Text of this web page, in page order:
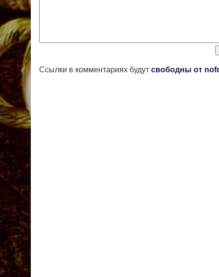
Ссылки в комментариях будут свободны от